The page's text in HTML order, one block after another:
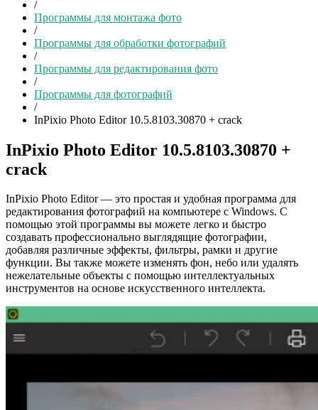
/
Программы для монтажа фото
/
Программы для обработки фотографий
/
Программы для редактирования фото
/
Программы для фотографий
/
InPixio Photo Editor 10.5.8103.30870 + crack
InPixio Photo Editor 10.5.8103.30870 +
crack
InPixio Photo Editor — это простая и удобная программа для
редактирования фотографий на компьютере с Windows. С
помощью этой программы вы можете легко и быстро
создавать профессионально выглядящие фотографии,
добавляя различные эффекты, фильтры, рамки и другие
функции. Вы также можете изменять фон, небо или удалять
нежелательные объекты с помощью интеллектуальных
инструментов на основе искусственного интеллекта.